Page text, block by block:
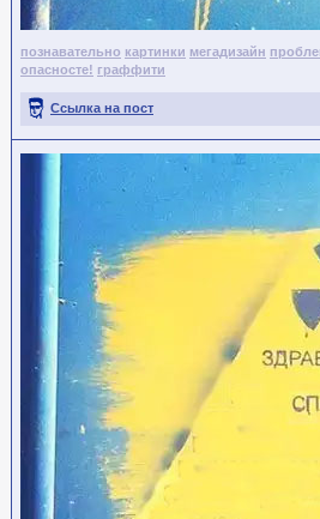
познавательно картинки мегадизайн
опасносте! граффити
Ссылка на пост